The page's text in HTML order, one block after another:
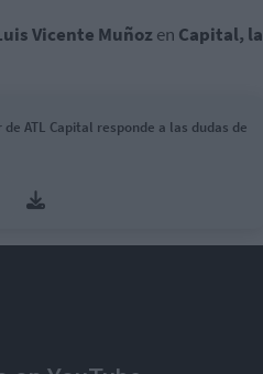
Vicente Muñoz en Capital, la
ATL Capital responde a las dudas de